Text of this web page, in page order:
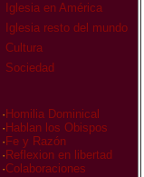
Iglesia en América
Iglesia resto del mundo
Cultura
Sociedad
· Homilia Dominical
· Hablan los Obispos
· Fe y Razón
· Reflexion en libertad
·Colaboraciones